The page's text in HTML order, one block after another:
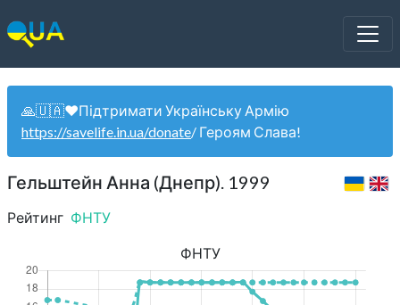
🙏🇺🇦❤️Підтримати Українську Армію
https://savelife.in.ua/donate/ Героям Слава!
Гельштейн Анна (Днепр). 1999
Рейтинг ФНТУ
ФНТУ